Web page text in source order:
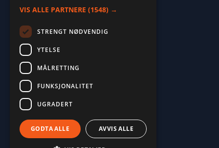
2026. ALL RIGHTS RESERVED.
POWERED BY EMPORI CMS
VIS ALLE PARTNERE (1548) →
STRENGT NØDVENDIG
YTELSE
MÅLRETTING
FUNKSJONALITET
UGRADERT
GODTA ALLE AVVIS ALLE